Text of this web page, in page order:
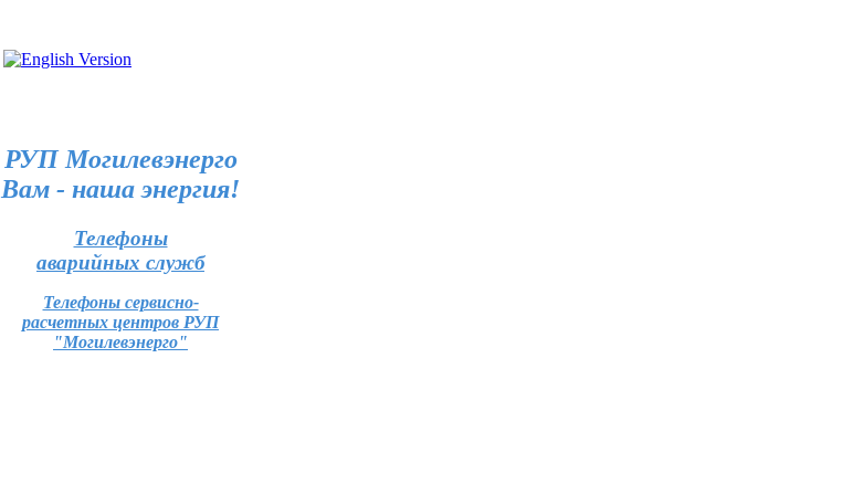
РУП Могилевэнерго
Вам - наша энергия!
Телефоны
аварийных служб
Телефоны сервисно-
расчетных центров РУП
"Могилевэнерго"